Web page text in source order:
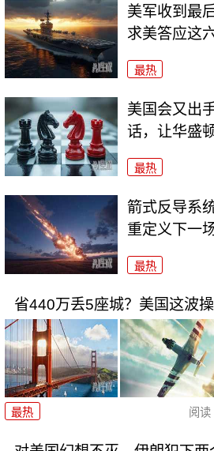
美军收到最
求美答应这
最热
美国会又出
话，让华盛
最热
箭式反导系
重定义下一
最热
省440万丢5座城？美国这波
最热 阅读